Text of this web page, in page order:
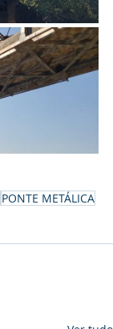
PONTE METÁLICA